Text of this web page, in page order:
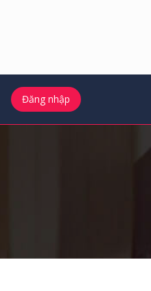
Đăng nhập